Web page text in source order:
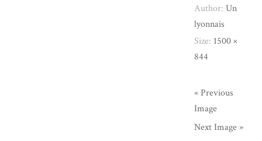
Author:Un
lyonnais
Size: 1500 ×
844
« Previous
Image
Next Image »